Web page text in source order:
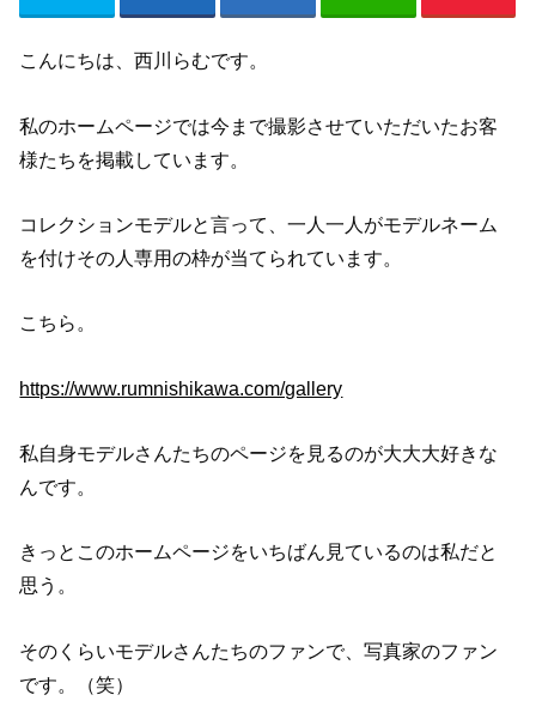
こんにちは、西川らむです。
私のホームページでは今まで撮影させていただいたお客
様たちを掲載しています。
コレクションモデルと言って、一人一人がモデルネーム
を付けその人専用の枠が当てられています。
こちら。
https://www.rumnishikawa.com/gallery
私自身モデルさんたちのページを見るのが大大大好きな
んです。
きっとこのホームページをいちばん見ているのは私だと
思う。
そのくらいモデルさんたちのファンで、写真家のファン
です。（笑）